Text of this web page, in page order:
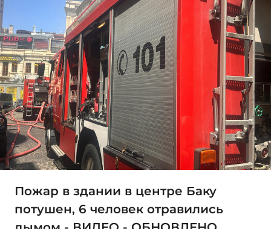
Пожар в здании в центре Баку
потушен, 6 человек отравились